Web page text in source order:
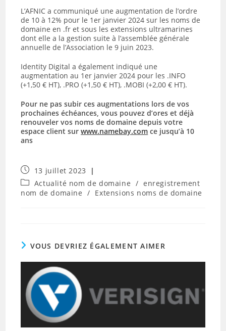
L’AFNIC a communiqué une augmentation de l’ordre
de 10 à 12% pour le 1er janvier 2024 sur les noms de
domaine en .fr et sous les extensions ultramarines
dont elle a la gestion suite à l’assemblée générale
annuelle de l’Association le 9 juin 2023.
Identity Digital a également indiqué une
augmentation au 1er janvier 2024 pour les .INFO
(+1,50 € HT), .PRO (+1,50 € HT), .MOBI (+2,00 € HT).
Pour ne pas subir ces augmentations lors de vos
prochaines échéances, vous pouvez d’ores et déjà
renouveler vos noms de domaine depuis votre
espace client surwww.namebay.com ce jusqu’à 10
ans
Publication
publiée :
13 juillet 2023
Post
category:
Actualité nom de domaine / enregistrement
nom de domaine / Extensions noms de domaine
VOUS DEVRIEZ ÉGALEMENT AIMER